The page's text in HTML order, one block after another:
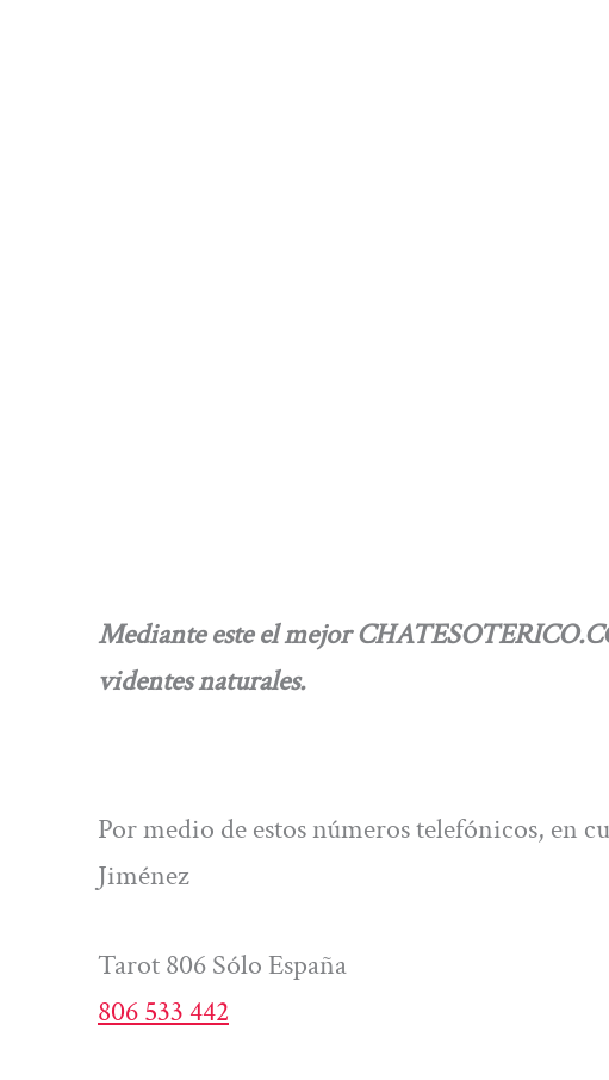
Mediante este el mejor
videntes naturales.
Por medio de estos números telefónicos, en
Jiménez
Tarot 806 Sólo España
806 533 442